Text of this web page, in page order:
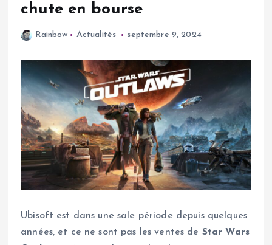
chute en bourse
Rainbow Actualités septembre 9, 2024
Ubisoft est dans une sale période depuis quelques
années, et ce ne sont pas les ventes de Star Wars